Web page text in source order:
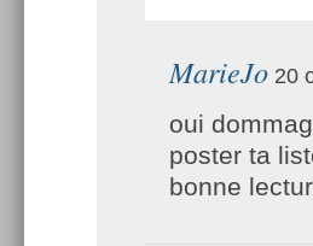
MarieJo 20
oui
poster ta
bonne